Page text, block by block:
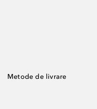
Metode de livrare